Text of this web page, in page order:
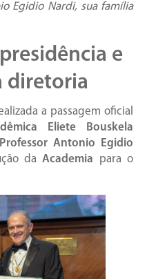
Egidio Nardi, sua família
e
diretoria
a passagem oficial
Eliete Bouskela
Professor Antonio Egidio
daAcademia para o